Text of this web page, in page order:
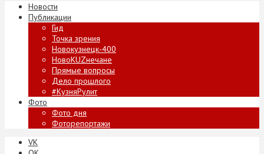
Новости
Публикации
Гид
Точка зрения
Новокузнецк-400
НовоKUZнечане
Прямые вопросы
Дело прошлого
#КузняРулит
Фото
Фото дня
Фоторепортажи
VK